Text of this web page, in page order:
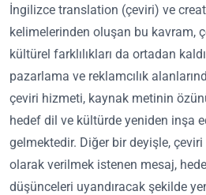
İngilizce translation (çeviri) ve
kelimelerinden oluşan bu kavram,
kültürel farklılıkları da ortadan
pazarlama ve reklamcılık
çeviri hizmeti, kaynak metinin
hedef dil ve kültürde yeniden inşa
gelmektedir. Diğer bir deyişle,
olarak verilmek istenen mesaj,
düşünceleri uyandıracak şekilde